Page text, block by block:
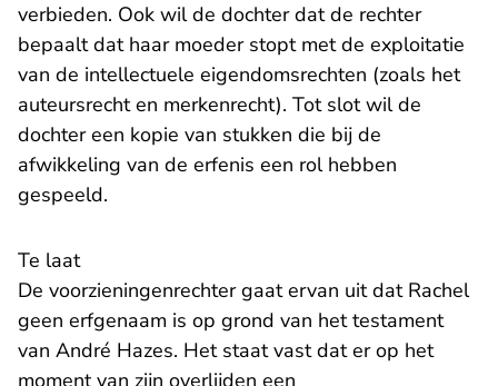
verbieden. Ook wil de dochter dat de rechter
bepaalt dat haar moeder stopt met de exploitatie
van de intellectuele eigendomsrechten (zoals het
auteursrecht en merkenrecht). Tot slot wil de
dochter een kopie van stukken die bij de
afwikkeling van de erfenis een rol hebben
gespeeld.
Te laat
De voorzieningenrechter gaat ervan uit dat Rachel
geen erfgenaam is op grond van het testament
van André Hazes. Het staat vast dat er op het
moment van zijn overlijden een